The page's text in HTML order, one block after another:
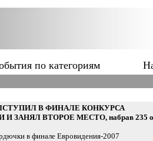
по категориям
В ФИНАЛЕ КОНКУРСА
ЗАНЯЛ ВТОРОЕ МЕСТО, набрав 235
в финале Евровидения-2007